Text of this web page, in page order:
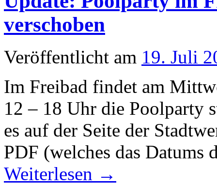
verschoben
Veröffentlicht am 19. Juli
Im Freibad findet am
12 – 18 Uhr die Poolparty
es auf der Seite der
PDF (welches das
Weiterlesen →